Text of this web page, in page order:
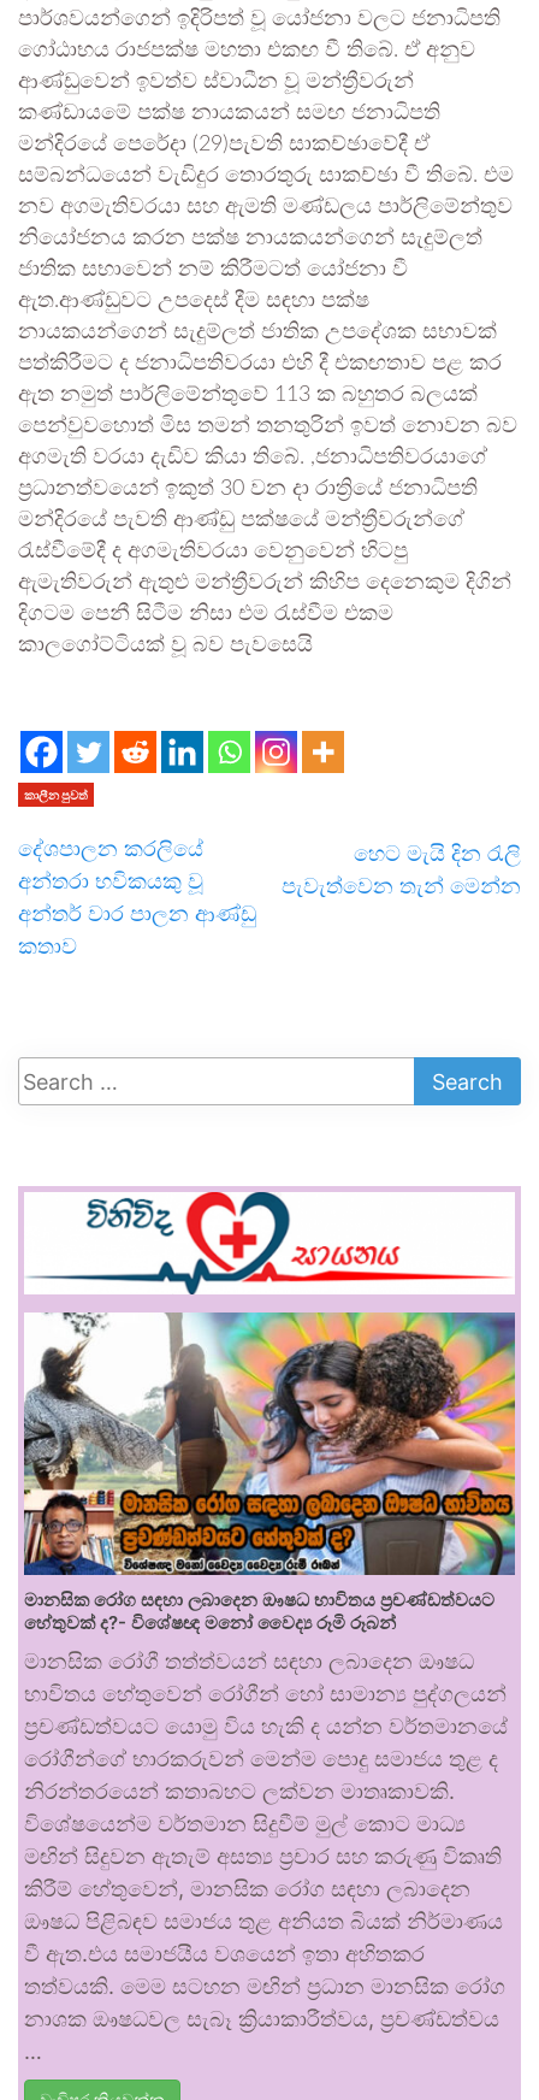
පාර්ශවයන්ගෙන් ඉදිරිපත් වූ යෝජනා වලට ජනාධිපති
ගෝඨාභය රාජපක්ෂ මහතා එකඟ වී තිබේ. ඒ අනුව
ආණ්ඩුවෙන් ඉවත්ව ස්වාධීන වූ මන්ත්‍රීවරුන්
කණ්ඩායමේ පක්ෂ නායකයන් සමඟ ජනාධිපති
මන්දිරයේ පෙරේදා (29)පැවති සාකච්ඡාවේදී ඒ
සම්බන්ධයෙන් වැඩිදුර තොරතුරු සාකච්ඡා වී තිබේ. එම
නව අගමැතිවරයා සහ ඇමති මණ්ඩලය පාර්ලිමේන්තුව
නියෝජනය කරන පක්ෂ නායකයන්ගෙන් සැදුම්ලත්
ජාතික සභාවෙන් නම් කිරීමටත් යෝජනා වී
ඇත.ආණ්ඩුවට උපදෙස් දීම සඳහා පක්ෂ
නායකයන්ගෙන් සැදුම්ලත් ජාතික උපදේශක සභාවක්
පත්කිරීමට ද ජනාධිපතිවරයා එහි දී එකඟතාව පළ කර
ඇත නමුත් පාර්ලිමේන්තුවේ 113 ක බහුතර බලයක්
පෙන්වුවහොත් මිස තමන් තනතුරින් ඉවත් නොවන බව
අගමැති වරයා දැඩිව කියා තිබේ. ,ජනාධිපතිවරයාගේ
ප්‍රධානත්වයෙන් ඉකුත් 30 වන දා රාත්‍රියේ ජනාධිපති
මන්දිරයේ පැවති ආණ්ඩු පක්ෂයේ මන්ත්‍රීවරුන්ගේ
රැස්වීමේදී ද අගමැතිවරයා වෙනුවෙන් හිටපු
ඇමැතිවරුන් ඇතුළු මන්ත්‍රීවරුන් කිහිප දෙනෙකුම දිගින්
දිගටම පෙනී සිටීම නිසා එම රැස්වීම එකම
කාලගෝට්ටියක් වූ බව පැවසෙයි
කාලීන පුවත්
දේශපාලන කරලියේ
අන්තරා භවිකයකු වූ
අන්තර් වාර පාලන ආණ්ඩු
කතාව
හෙට මැයි දින රැලි
පැවැත්වෙන තැන් මෙන්න
මානසික රෝග සඳහා ලබාදෙන ඖෂධ භාවිතය ප්‍රචණ්ඩත්වයට
හේතුවක් ද?- විශේෂඥ මනෝ වෛද්‍ය රූමි රූබන්
මානසික රෝගී තත්ත්වයන් සඳහා ලබාදෙන ඖෂධ
භාවිතය හේතුවෙන් රෝගීන් හෝ සාමාන්‍ය පුද්ගලයන්
ප්‍රචණ්ඩත්වයට යොමු විය හැකි ද යන්න වර්තමානයේ
රෝගීන්ගේ භාරකරුවන් මෙන්ම පොදු සමාජය තුළ ද
නිරන්තරයෙන් කතාබහට ලක්වන මාතෘකාවකි.
විශේෂයෙන්ම වර්තමාන සිදුවීම් මුල් කොට මාධ්‍ය
මඟින් සිදුවන ඇතැම් අසත්‍ය ප්‍රචාර සහ කරුණු විකෘති
කිරීම් හේතුවෙන්, මානසික රෝග සඳහා ලබාදෙන
ඖෂධ පිළිබඳව සමාජය තුළ අනියත බියක් නිර්මාණය
වී ඇත.එය සමාජයීය වශයෙන් ඉතා අහිතකර
තත්වයකි. මෙම සටහන මඟින් ප්‍රධාන මානසික රෝග
නාශක ඖෂධවල සැබෑ ක්‍රියාකාරීත්වය, ප්‍රචණ්ඩත්වය
…